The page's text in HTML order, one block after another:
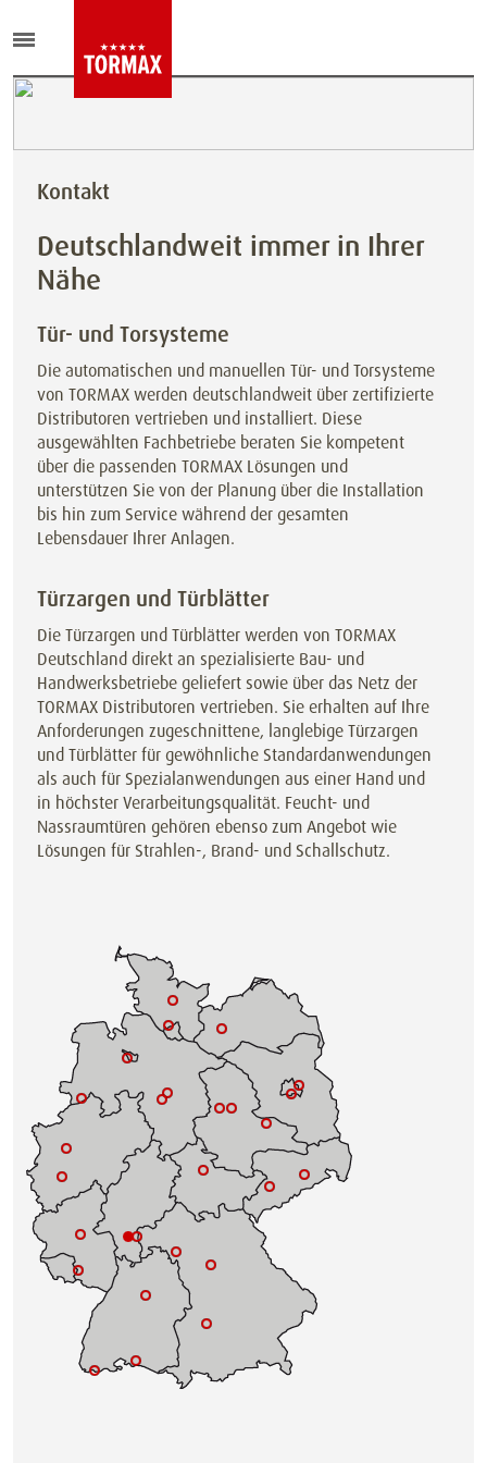
Kontakt
Deutschlandweit immer in Ihrer
Nähe
Tür- und Torsysteme
Die automatischen und manuellen Tür- und Torsysteme
von TORMAX werden deutschlandweit über zertifizierte
Distributoren vertrieben und installiert. Diese
ausgewählten Fachbetriebe beraten Sie kompetent
über die passenden TORMAX Lösungen und
unterstützen Sie von der Planung über die Installation
bis hin zum Service während der gesamten
Lebensdauer Ihrer Anlagen.
Türzargen und Türblätter
Die Türzargen und Türblätter werden von TORMAX
Deutschland direkt an spezialisierte Bau- und
Handwerksbetriebe geliefert sowie über das Netz der
TORMAX Distributoren vertrieben. Sie erhalten auf Ihre
Anforderungen zugeschnittene, langlebige Türzargen
und Türblätter für gewöhnliche Standardanwendungen
als auch für Spezialanwendungen aus einer Hand und
in höchster Verarbeitungsqualität. Feucht- und
Nassraumtüren gehören ebenso zum Angebot wie
Lösungen für Strahlen-, Brand- und Schallschutz.